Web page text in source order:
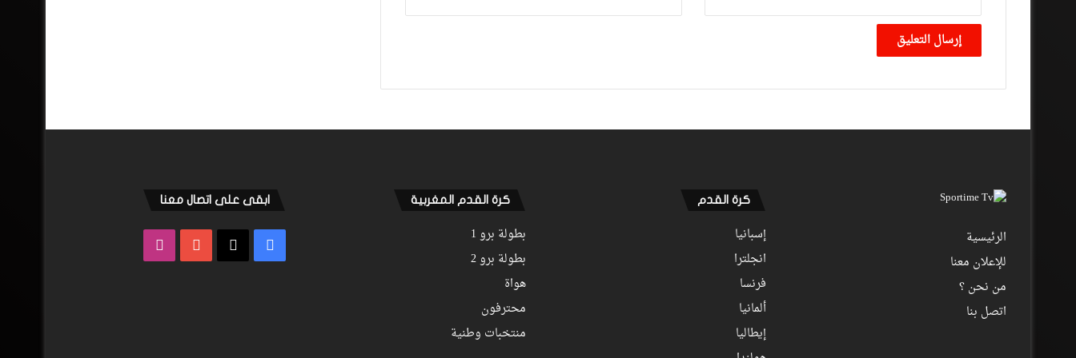
الرئيسية
للإعلان معنا
من نحن ؟
اتصل بنا
كرة القدم
إسبانيا
انجلترا
فرنسا
ألمانيا
إيطاليا
كرة القدم المغربية
بطولة برو 1
بطولة برو 2
هواة
محترفون
منتخبات وطنية
ابقى على اتصال معنا
فيسبوك ‫YouTube